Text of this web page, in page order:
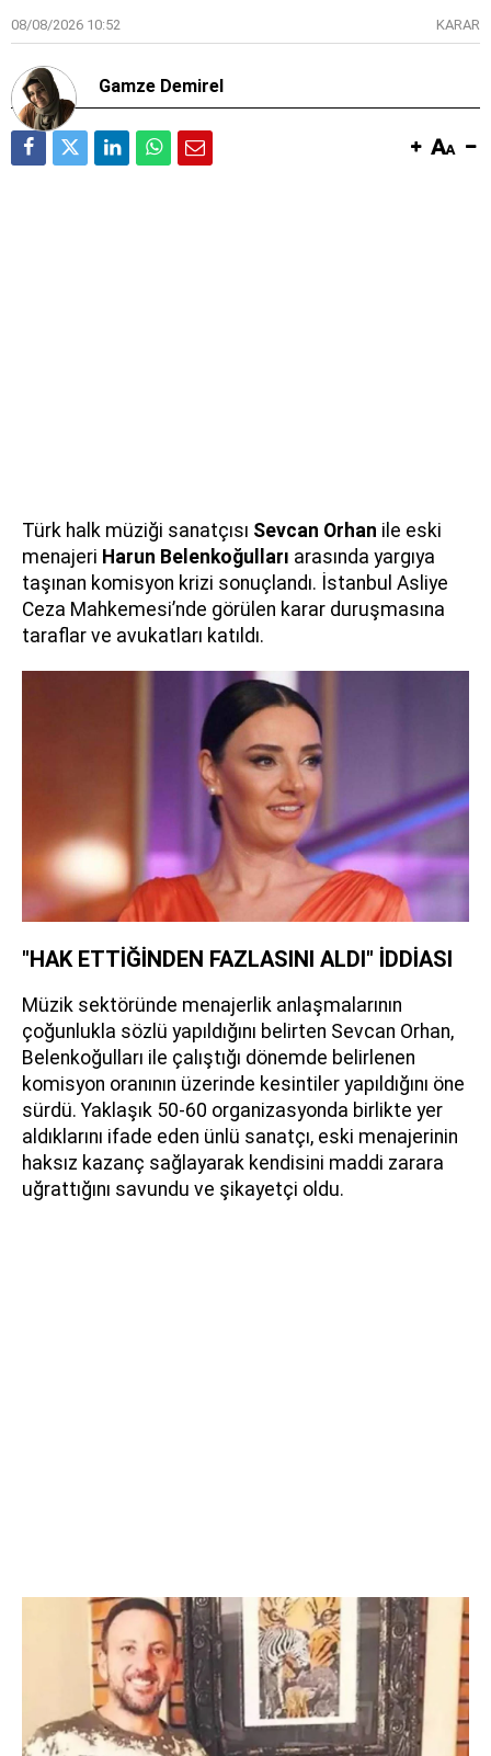
08/08/2026 10:52 KARAR
Gamze Demirel
Türk halk müziği sanatçısı Sevcan Orhan ile eski
menajeri Harun Belenkoğulları arasında yargıya
taşınan komisyon krizi sonuçlandı. İstanbul Asliye
Ceza Mahkemesi’nde görülen karar duruşmasına
taraflar ve avukatları katıldı.
"HAK ETTİĞİNDEN FAZLASINI ALDI" İDDİASI
Müzik sektöründe menajerlik anlaşmalarının
çoğunlukla sözlü yapıldığını belirten Sevcan Orhan,
Belenkoğulları ile çalıştığı dönemde belirlenen
komisyon oranının üzerinde kesintiler yapıldığını öne
sürdü. Yaklaşık 50-60 organizasyonda birlikte yer
aldıklarını ifade eden ünlü sanatçı, eski menajerinin
haksız kazanç sağlayarak kendisini maddi zarara
uğrattığını savundu ve şikayetçi oldu.